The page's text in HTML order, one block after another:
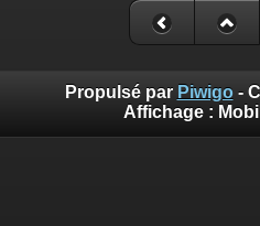
Propulsé par Piwigo-
Affichage :